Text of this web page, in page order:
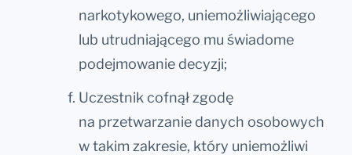
narkotykowego, uniemożliwiającego
lub utrudniającego mu świadome
podejmowanie decyzji;
Uczestnik cofnął zgodę
na przetwarzanie danych osobowych
w takim zakresie, który uniemożliwi